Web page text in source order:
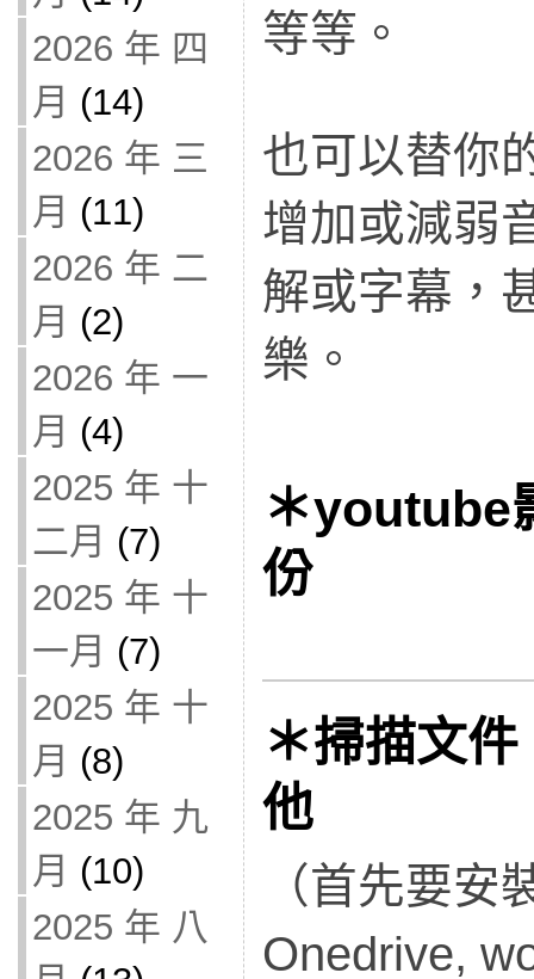
2026 年 四
月 (14)
2026 年 三
月 (11)
2026 年 二
月 (2)
2026 年 一
月 (4)
2025 年 十
二月 (7)
2025 年 十
一月 (7)
2025 年 十
月 (8)
2025 年 九
月 (10)
2025 年 八
等等。
也可以替你
增加或減弱
解或字幕，
樂。
＊youtube
份
＊掃描文
他
（首先要安
Onedrive,